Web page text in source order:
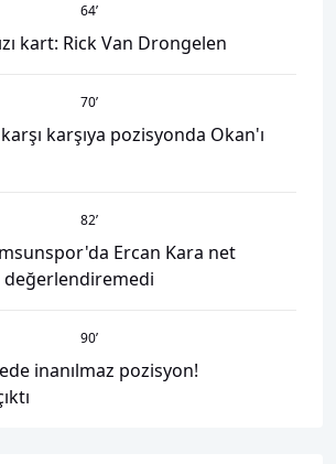
64’
kart: Rick Van Drongelen
70’
karşıya pozisyonda Okan'ı
82’
Ercan Kara net
değerlendiremedi
90’
inanılmaz pozisyon!